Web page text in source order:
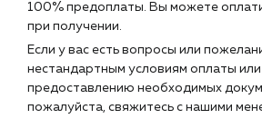
100% предоплаты. Вы можете
при получении.
Если у вас есть вопросы или
нестандартным условиям оплаты
предоставлению необходимых
пожалуйста, свяжитесь с нашими